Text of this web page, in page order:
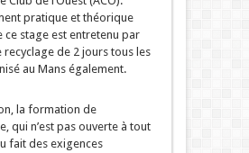
pratique et théorique
ce stage est entretenu par
recyclage de 2 jours tous les
au Mans également.
la formation de
qui n’est pas ouverte à tout
fait des exigences